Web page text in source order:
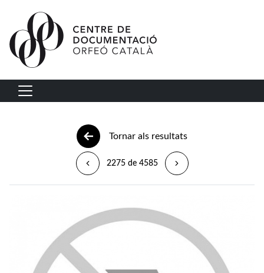
Vés al contingut
Navegació principal
Tornar als resultats
2275 de 4585